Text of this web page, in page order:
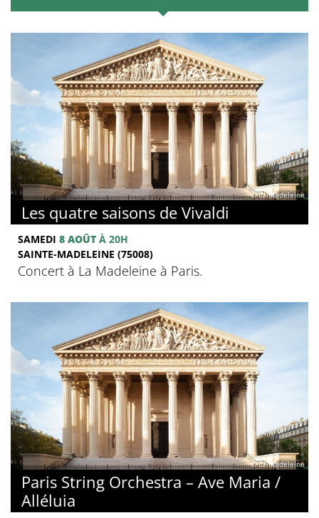
© La Madeleine
Les quatre saisons de Vivaldi
SAMEDI 8 AOÛT À 20H
SAINTE-MADELEINE (75008)
Concert à La Madeleine à Paris.
© La Madeleine
Paris String Orchestra – Ave Maria /
Alléluia